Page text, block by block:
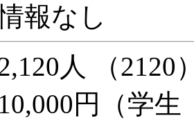
し
人 （2120
円（学